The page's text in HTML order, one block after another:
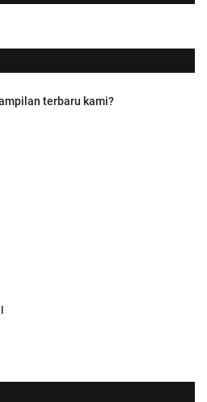
terbaru kami?